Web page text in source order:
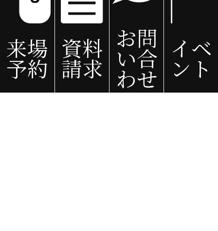
来場
予約
資料
請求
お問
い合
わせ
イベ
ント
野木町、小山市、栃木市、佐野市、足利市、etc…
群馬県
上野村、神流町、藤岡市、玉村町、伊勢崎市、太田市、大泉町、千代田町、邑楽町、
館林市、明和町、板倉町、etc…